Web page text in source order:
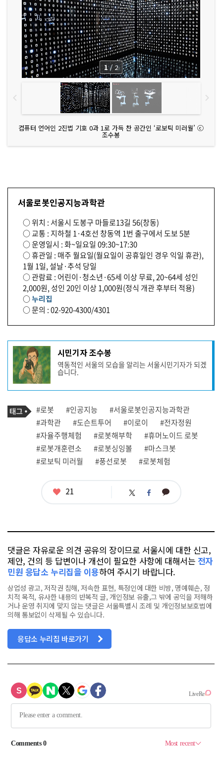
컴퓨터 언어인 2진법 기호 0과 1로 가득 찬 공간인 ‘로보틱 미러월’ ⓒ
조수봉
1 / 2
서울로봇인공지능과학관
○ 위치 : 서울시 도봉구 마들로13길 56(창동)
○ 교통 : 지하철 1·4호선 창동역 1번 출구에서 도보 5분
○ 운영일시 : 화~일요일 09:30~17:30
○ 휴관일 : 매주 월요일(월요일이 공휴일인 경우 익일 휴관),
1월 1일, 설날·추석 당일
○ 관람료 : 어린이·청소년·65세 이상 무료, 20~64세 성인
2,000원, 성인 20인 이상 1,000원(정식 개관 후부터 적용)
○누리집
○ 문의 : 02-920-4300/4301
기
사
작
성
자
프
필
시민기자 조수봉
역동적인 서울의 모습을 알리는 서울시민기자가 되겠
습니다.
기
사
관
련
태
그
태
그
#로봇 #인공지능
#서울로봇인공지능과학관
#과학관
#도슨트투어 #이로이
#전자정원
#자율주행체험
#로봇해부학
#휴머노이드 로봇
#로봇개훈련소
#로봇싱잉볼
#마스크봇
#로보틱 미러월
#풍선로봇 #로봇체험
좋
21 트 페 카
댓글은 자유로운 의견 공유의 장이므로 서울시에 대한 신고,
제안, 건의 등 답변이나 개선이 필요한 사항에 대해서는 전자
민원 응답소 누리집을 이용하여 주시기 바랍니다.
상업성 광고, 저작권 침해, 저속한 표현, 특정인에 대한 비방, 명예훼손, 정
치적 목적, 유사한 내용의 반복적 글, 개인정보 유출,그 밖에 공익을 저해하
거나 운영 취지에 맞지 않는 댓글은 서울특별시 조례 및 개인정보보호법에
의해 통보없이 삭제될 수 있습니다.
응답소 누리집 바로가기